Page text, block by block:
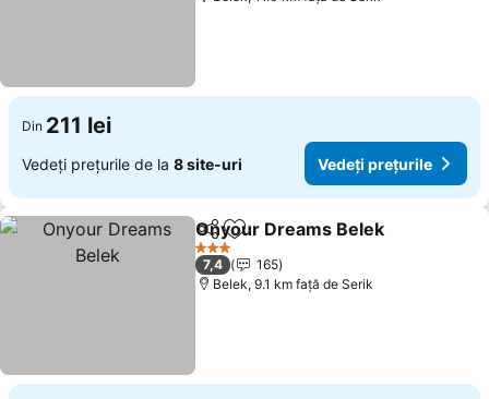
Din 211 lei
Vedeți prețurile de la 8 site-uri Vedeți prețurile
DistribuițiAdăugaţi la favorite
Onyour Dreams Belek
3 Stele
7,4
165
Belek, 9.1 km faţă de Serik